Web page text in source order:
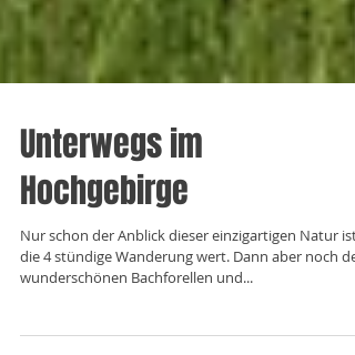
Unterwegs im
Hochgebirge
Nur schon der Anblick dieser einzigartigen Natur ist